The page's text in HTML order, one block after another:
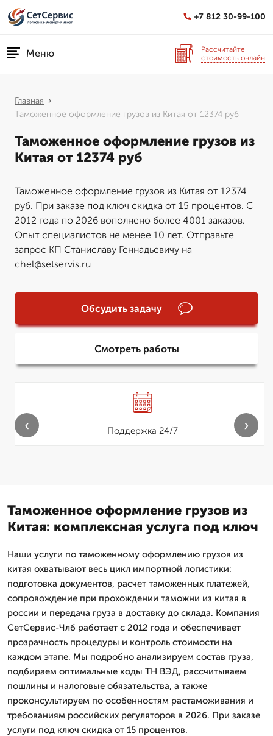
+7 812 30-99-100
Меню
Рассчитайте
стоимость онлайн
Главная
Таможенное оформление грузов из Китая от 12374 руб
Таможенное оформление грузов из
Китая от 12374 руб
Таможенное оформление грузов из Китая от 12374
руб. При заказе под ключ скидка от 15 процентов. С
2012 года по 2026 вополнено более 4001 заказов.
Опыт специалистов не менее 10 лет. Отправьте
запрос КП Станиславу Геннадьевичу на
chel@setservis.ru
Обсудить задачу
Смотреть работы
Поддержка 24/7
‹ ›
Таможенное оформление грузов из
Китая: комплексная услуга под ключ
Наши услуги по таможенному оформлению грузов из
китая охватывают весь цикл импортной логистики:
подготовка документов, расчет таможенных платежей,
сопровождение при прохождении таможни из китая в
россии и передача груза в доставку до склада. Компания
СетСервис-Члб работает с 2012 года и обеспечивает
прозрачность процедуры и контроль стоимости на
каждом этапе. Мы подробно анализируем состав груза,
подбираем оптимальные коды ТН ВЭД, рассчитываем
пошлины и налоговые обязательства, а также
проконсультируем по особенностям растаможивания и
требованиям российских регуляторов в 2026. При заказе
услуги под ключ скидка от 15 процентов.